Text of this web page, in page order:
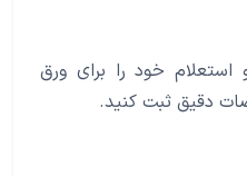
خود را برای ورق